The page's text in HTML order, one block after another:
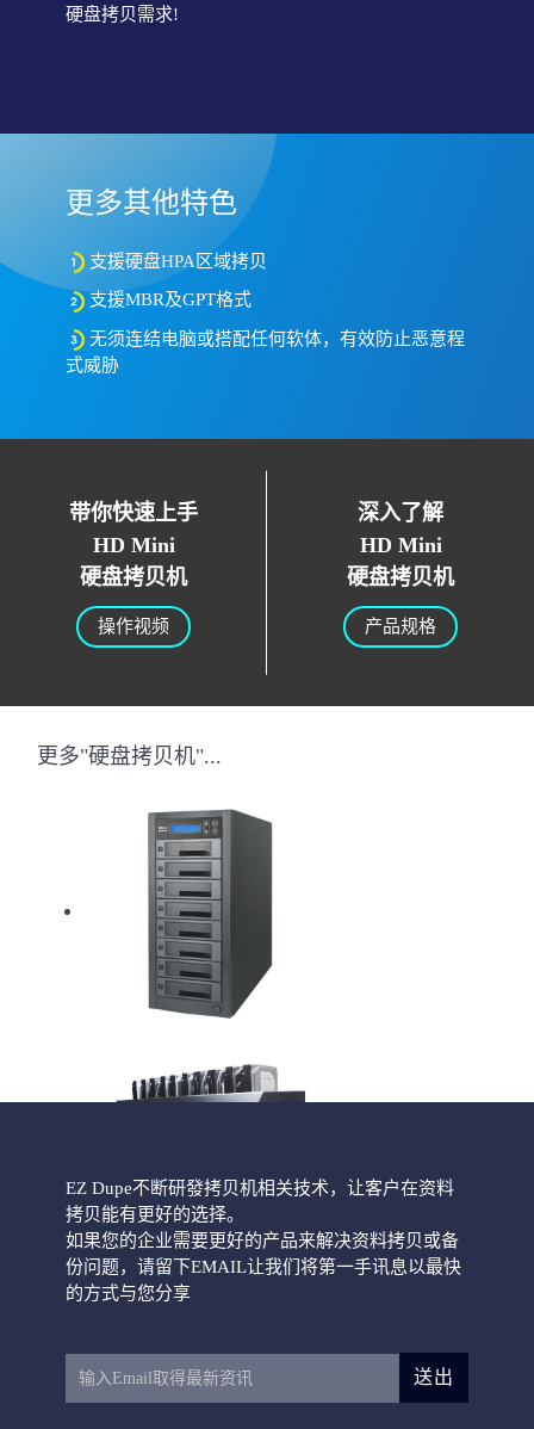
硬盘拷贝需求!
更多其他特色
支援硬盘HPA区域拷贝
支援MBR及GPT格式
无须连结电脑或搭配任何软体，有效防止恶意程
式威胁
带你快速上手
HD Mini
硬盘拷贝机
操作视频
深入了解
HD Mini
硬盘拷贝机
产品规格
更多"硬盘拷贝机"...
HD CyCLONE II 300
EZ Dupe不断研發拷贝机相关技术，让客户在资料
拷贝能有更好的选择。
如果您的企业需要更好的产品来解决资料拷贝或备
份问题，请留下EMAIL让我们将第一手讯息以最快
的方式与您分享
送出